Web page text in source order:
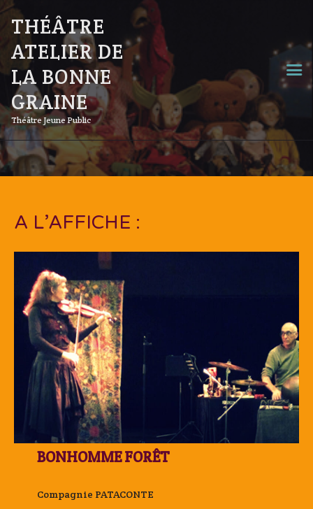
THÉÂTRE
ATELIER DE
LA BONNE
GRAINE
Théâtre Jeune Public
A L’AFFICHE :
BONHOMME FORÊT
Compagnie PATACONTE